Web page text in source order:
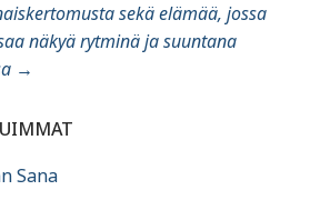
sekä elämää, jossa
näkyä rytminä ja suuntana
→
Sana